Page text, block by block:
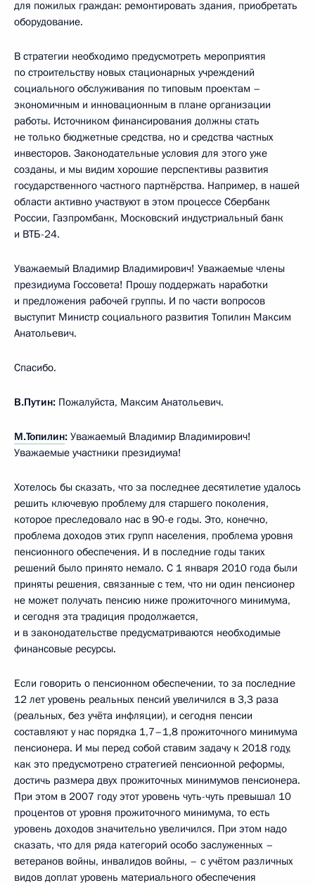
для пожилых граждан: ремонтировать здания, приобретать
оборудование.
В стратегии необходимо предусмотреть мероприятия
по строительству новых стационарных учреждений
социального обслуживания по типовым проектам –
экономичным и инновационным в плане организации
работы. Источником финансирования должны стать
не только бюджетные средства, но и средства частных
инвесторов. Законодательные условия для этого уже
созданы, и мы видим хорошие перспективы развития
государственного частного партнёрства. Например, в нашей
области активно участвуют в этом процессе Сбербанк
России, Газпромбанк, Московский индустриальный банк
и ВТБ-24.
Уважаемый Владимир Владимирович! Уважаемые члены
президиума Госсовета! Прошу поддержать наработки
и предложения рабочей группы. И по части вопросов
выступит Министр социального развития Топилин Максим
Анатольевич.
Спасибо.
В.Путин: Пожалуйста, Максим Анатольевич.
М.Топилин: Уважаемый Владимир Владимирович!
Уважаемые участники президиума!
Хотелось бы сказать, что за последнее десятилетие удалось
решить ключевую проблему для старшего поколения,
которое преследовало нас в 90-е годы. Это, конечно,
проблема доходов этих групп населения, проблема уровня
пенсионного обеспечения. И в последние годы таких
решений было принято немало. С 1 января 2010 года были
приняты решения, связанные с тем, что ни один пенсионер
не может получать пенсию ниже прожиточного минимума,
и сегодня эта традиция продолжается,
и в законодательстве предусматриваются необходимые
финансовые ресурсы.
Если говорить о пенсионном обеспечении, то за последние
12 лет уровень реальных пенсий увеличился в 3,3 раза
(реальных, без учёта инфляции), и сегодня пенсии
составляют у нас порядка 1,7–1,8 прожиточного минимума
пенсионера. И мы перед собой ставим задачу к 2018 году,
как это предусмотрено стратегией пенсионной реформы,
достичь размера двух прожиточных минимумов пенсионера.
При этом в 2007 году этот уровень чуть-чуть превышал 10
процентов от уровня прожиточного минимума, то есть
уровень доходов значительно увеличился. При этом надо
сказать, что для ряда категорий особо заслуженных –
ветеранов войны, инвалидов войны, – с учётом различных
видов доплат уровень материального обеспечения